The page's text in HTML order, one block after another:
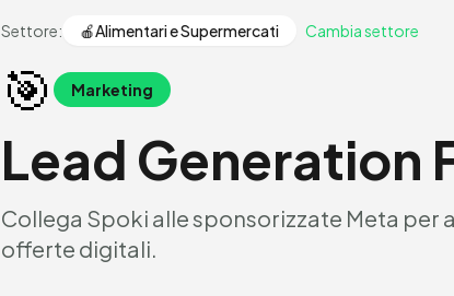
Settore: 🍎Alimentari e Supermercati Cambia settore
🎯 Marketing
Lead Generation
Collega Spoki alle sponsorizzate Meta per
offerte digitali.